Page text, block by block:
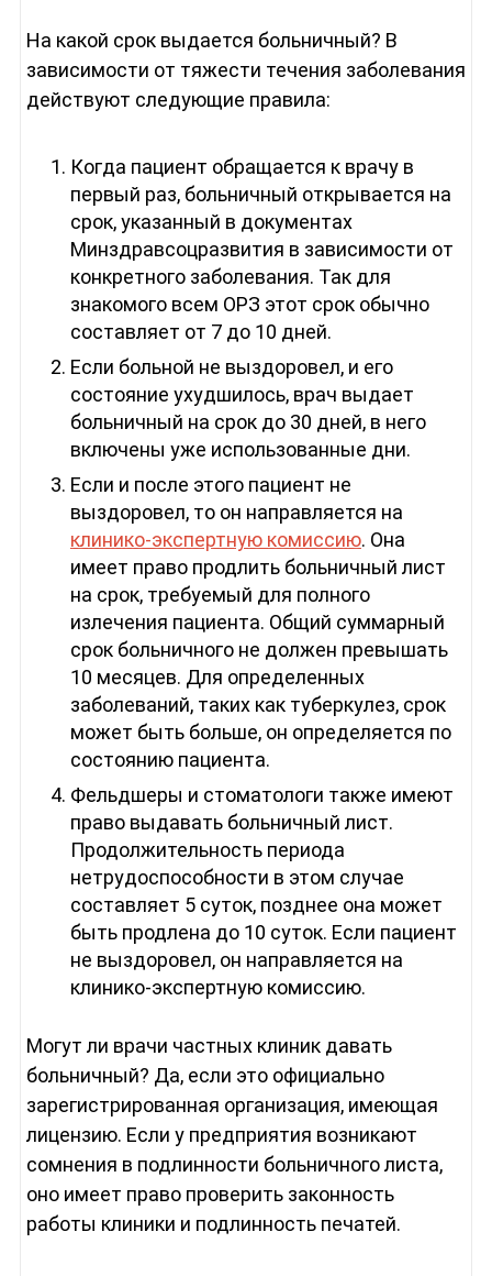
На какой срок выдается больничный? В
зависимости от тяжести течения заболевания
действуют следующие правила:
Когда пациент обращается к врачу в
первый раз, больничный открывается на
срок, указанный в документах
Минздравсоцразвития в зависимости от
конкретного заболевания. Так для
знакомого всем ОРЗ этот срок обычно
составляет от 7 до 10 дней.
Если больной не выздоровел, и его
состояние ухудшилось, врач выдает
больничный на срок до 30 дней, в него
включены уже использованные дни.
Если и после этого пациент не
выздоровел, то он направляется на
клинико-экспертную комиссию. Она
имеет право продлить больничный лист
на срок, требуемый для полного
излечения пациента. Общий суммарный
срок больничного не должен превышать
10 месяцев. Для определенных
заболеваний, таких как туберкулез, срок
может быть больше, он определяется по
состоянию пациента.
Фельдшеры и стоматологи также имеют
право выдавать больничный лист.
Продолжительность периода
нетрудоспособности в этом случае
составляет 5 суток, позднее она может
быть продлена до 10 суток. Если пациент
не выздоровел, он направляется на
клинико-экспертную комиссию.
Могут ли врачи частных клиник давать
больничный? Да, если это официально
зарегистрированная организация, имеющая
лицензию. Если у предприятия возникают
сомнения в подлинности больничного листа,
оно имеет право проверить законность
работы клиники и подлинность печатей.